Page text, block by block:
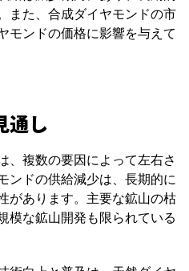
また、合成ダイヤモンドの市
モンドの価格に影響を与えて
通し
、複数の要因によって左右さ
ンドの供給減少は、長期的に
があります。主要な鉱山の枯
模な鉱山開発も限られている